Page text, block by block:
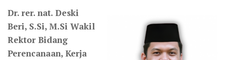
Dr. rer. nat. Deski
Beri, S.Si, M.Si Wakil
Rektor Bidang
Perencanaan, Kerja